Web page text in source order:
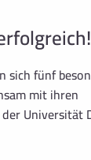
sich fünf
mit ihren
Universität